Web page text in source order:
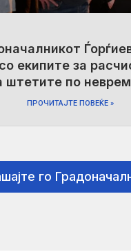
екипите за
штетите по
ПРОЧИТАЈТЕ ПОВЕЌЕ »
го